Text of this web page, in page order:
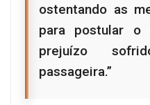
ostentando as
para postular o
prejuízo
passageira.”